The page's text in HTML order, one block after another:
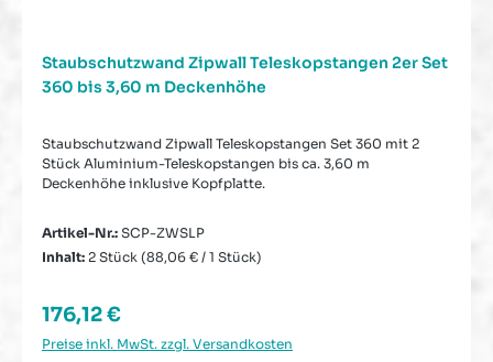
Staubschutzwand Zipwall Teleskopstangen 2er Set
360 bis 3,60 m Deckenhöhe
Staubschutzwand Zipwall Teleskopstangen Set 360 mit 2
Stück Aluminium-Teleskopstangen bis ca. 3,60 m
Deckenhöhe inklusive Kopfplatte.
Artikel-Nr.: SCP-ZWSLP
Inhalt: 2 Stück (88,06 € / 1 Stück)
Regulärer Preis:
176,12 €
Preise inkl. MwSt. zzgl. Versandkosten